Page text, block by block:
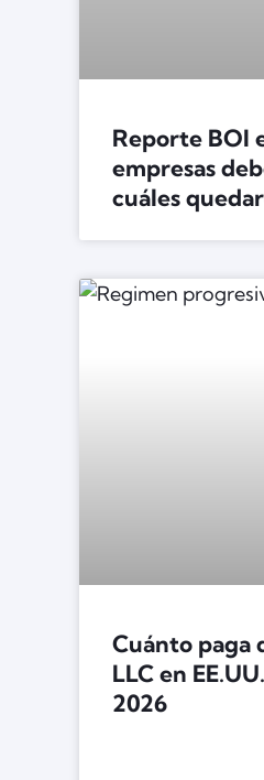
Reporte BOI
empresas
cuáles
Cuánto paga
LLC en
2026